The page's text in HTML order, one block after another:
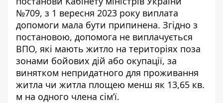
№709, з 1 вересня 2023 року виплата
допомоги мала бути припинена. Згідно з
постановою, допомога не виплачується
ВПО, які мають житло на територіях поза
зонами бойових дій або окупації, за
винятком непридатного для проживання
житла чи житла площею менш як 13,65 кв.
м на одного члена сім’ї.